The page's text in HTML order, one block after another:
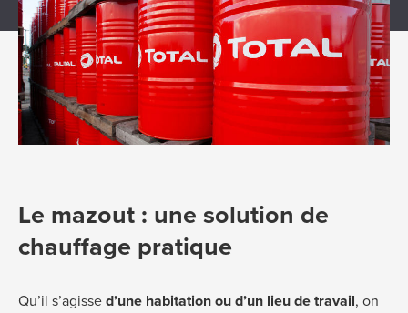
Le mazout : une solution de
chauffage pratique
Qu’il s’agisse d’une habitation ou d’un lieu de travail, on